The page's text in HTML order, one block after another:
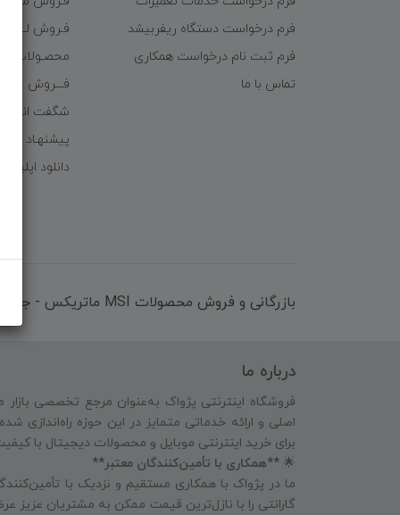
فرم درخواست دستگاه ریفربیشد
فرم ثبت نام درخواست همکاری
تماس با ما
فـروش
محصـولات
فـــروش عُمـده
شگفت
پیشنهـاد
دانلود
بازرگانی و فروش محصولات MSI ماتریکس - جناب آقای مهندس باقری
درباره ما
فروشگاه اینترنتی پژواک به‌عنوان مرجع تخصصی
اصلی و ارائه خدماتی متمایز در این حوزه
برای خرید اینترنتی موبایل و محصولات دیجیتال با
🌟 **همکاری با تأمین‌کنندگان معتبر**
ما در پژواک با همکاری مستقیم و نزدیک با
گارانتی را با نازل‌ترین قیمت ممکن به مشتریان عزیز